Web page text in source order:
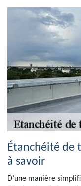
Étanchéité de
à savoir
D’une manière